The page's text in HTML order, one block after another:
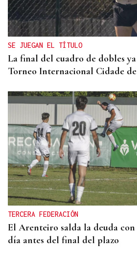
SE JUEGAN EL TÍTULO
La final del cuadro de dobles
Torneo Internacional Cidade
TERCERA FEDERACIÓN
El Arenteiro salda la deuda con
día antes del final del plazo